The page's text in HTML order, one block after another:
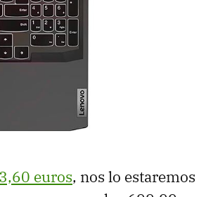
euros, nos lo estaremos